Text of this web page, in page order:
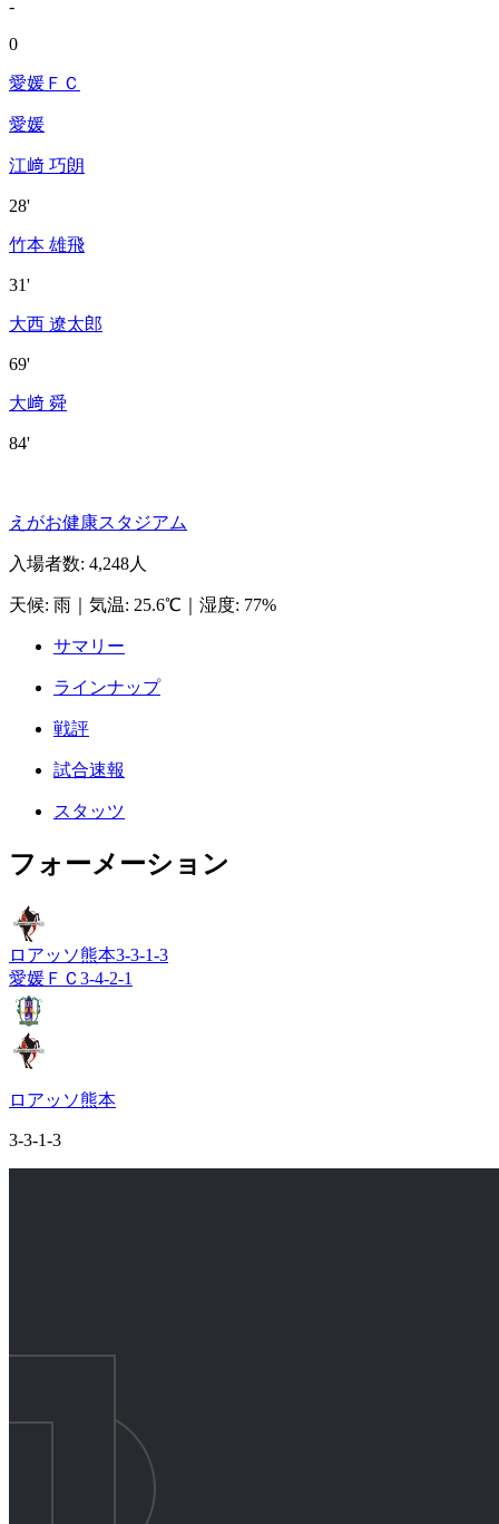
-
0
愛媛ＦＣ
愛媛
江﨑 巧朗
28'
竹本 雄飛
31'
大西 遼太郎
69'
大﨑 舜
84'
えがお健康スタジアム
入場者数: 4,248人
天候: 雨 気温: 25.6℃ 湿度: 77%
サマリー
ラインナップ
戦評
試合速報
スタッツ
フォーメーション
ロアッソ熊本3-3-1-3
愛媛ＦＣ 3-4-2-1
ロアッソ熊本
3-3-1-3